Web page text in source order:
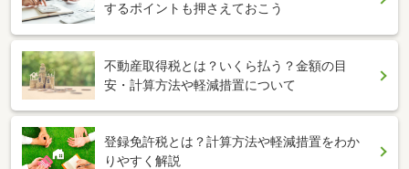
するポイントも押さえておこう
不動産取得税とは？いくら払う？金額の目
安・計算方法や軽減措置について
登録免許税とは？計算方法や軽減措置をわか
りやすく解説